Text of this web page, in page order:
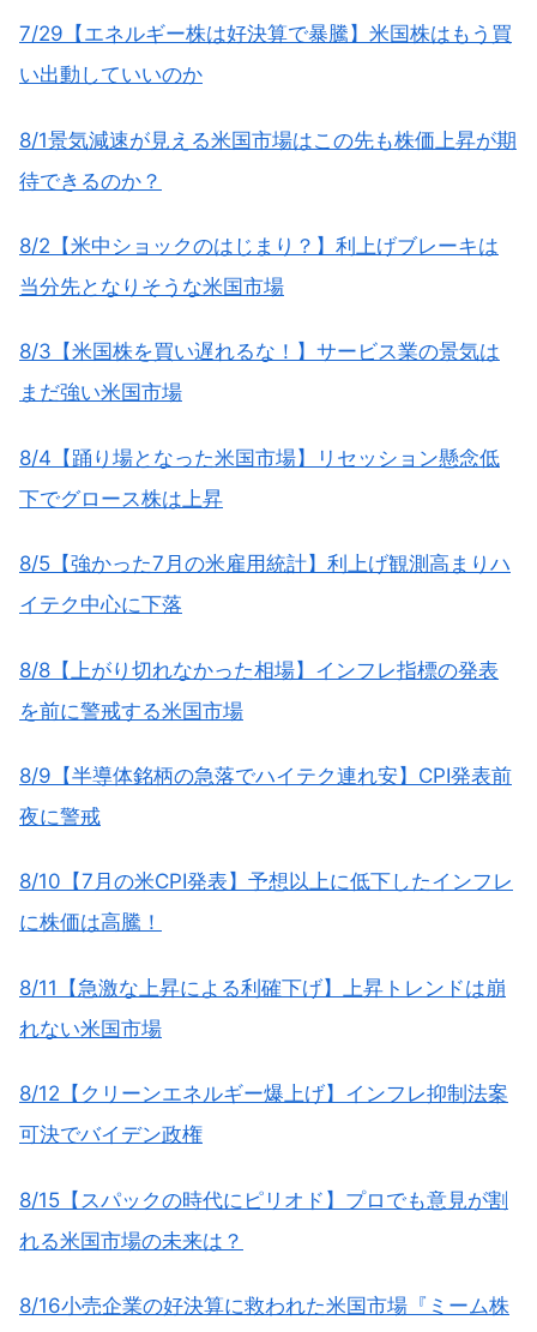
7/29【エネルギー株は好決算で暴騰】米国株はもう買
い出動していいのか
8/1景気減速が見える米国市場はこの先も株価上昇が期
待できるのか？
8/2【米中ショックのはじまり？】利上げブレーキは
当分先となりそうな米国市場
8/3【米国株を買い遅れるな！】サービス業の景気は
まだ強い米国市場
8/4【踊り場となった米国市場】リセッション懸念低
下でグロース株は上昇
8/5【強かった7月の米雇用統計】利上げ観測高まりハ
イテク中心に下落
8/8【上がり切れなかった相場】インフレ指標の発表
を前に警戒する米国市場
8/9【半導体銘柄の急落でハイテク連れ安】CPI発表前
夜に警戒
8/10【7月の米CPI発表】予想以上に低下したインフレ
に株価は高騰！
8/11【急激な上昇による利確下げ】上昇トレンドは崩
れない米国市場
8/12【クリーンエネルギー爆上げ】インフレ抑制法案
可決でバイデン政権
8/15【スパックの時代にピリオド】プロでも意見が割
れる米国市場の未来は？
8/16小売企業の好決算に救われた米国市場『ミーム株